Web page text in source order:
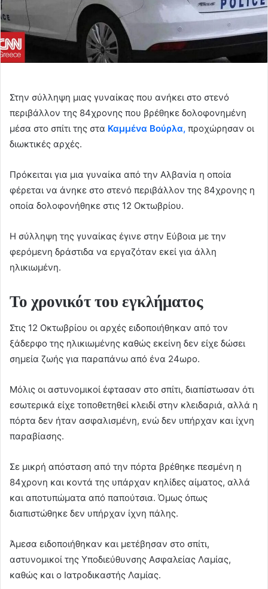
Στην σύλληψη μιας γυναίκας που ανήκει στο στενό
περιβάλλον της 84χρονης που βρέθηκε δολοφονημένη
μέσα στο σπίτι της στα Καμμένα Βούρλα, προχώρησαν οι
διωκτικές αρχές.
Πρόκειται για μια γυναίκα από την Αλβανία η οποία
φέρεται να άνηκε στο στενό περιβάλλον της 84χρονης η
οποία δολοφονήθηκε στις 12 Οκτωβρίου.
Η σύλληψη της γυναίκας έγινε στην Εύβοια με την
φερόμενη δράστιδα να εργαζόταν εκεί για άλλη
ηλικιωμένη.
Το χρονικότ του εγκλήματος
Στις 12 Οκτωβρίου οι αρχές ειδοποιήθηκαν από τον
ξάδερφο της ηλικιωμένης καθώς εκείνη δεν είχε δώσει
σημεία ζωής για παραπάνω από ένα 24ωρο.
Μόλις οι αστυνομικοί έφτασαν στο σπίτι, διαπίστωσαν ότι
εσωτερικά είχε τοποθετηθεί κλειδί στην κλειδαριά, αλλά η
πόρτα δεν ήταν ασφαλισμένη, ενώ δεν υπήρχαν και ίχνη
παραβίασης.
Σε μικρή απόσταση από την πόρτα βρέθηκε πεσμένη η
84χρονη και κοντά της υπάρχαν κηλίδες αίματος, αλλά
και αποτυπώματα από παπούτσια. Όμως όπως
διαπιστώθηκε δεν υπήρχαν ίχνη πάλης.
Άμεσα ειδοποιήθηκαν και μετέβησαν στο σπίτι,
αστυνομικοί της Υποδιεύθυνσης Ασφαλείας Λαμίας,
καθώς και ο Ιατροδικαστής Λαμίας.